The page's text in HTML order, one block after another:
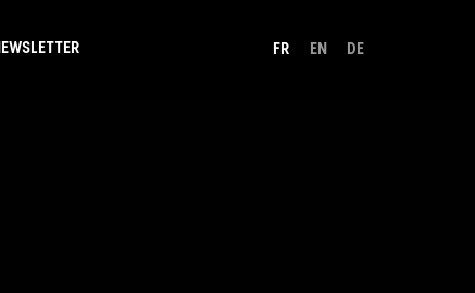
FR EN DE